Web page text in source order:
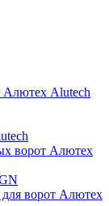
Алютех Alutech
ворот Алютех
для ворот Алютех